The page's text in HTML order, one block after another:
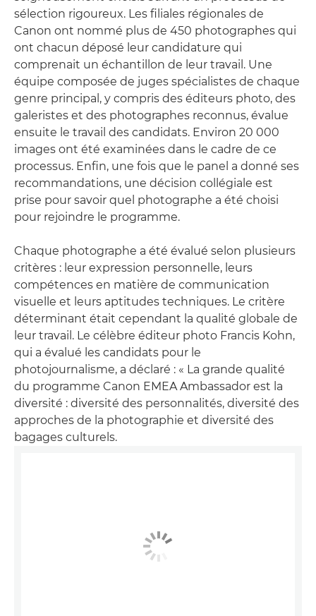
sélection rigoureux. Les filiales régionales de
Canon ont nommé plus de 450 photographes qui
ont chacun déposé leur candidature qui
comprenait un échantillon de leur travail. Une
équipe composée de juges spécialistes de chaque
genre principal, y compris des éditeurs photo, des
galeristes et des photographes reconnus, évalue
ensuite le travail des candidats. Environ 20 000
images ont été examinées dans le cadre de ce
processus. Enfin, une fois que le panel a donné ses
recommandations, une décision collégiale est
prise pour savoir quel photographe a été choisi
pour rejoindre le programme.
Chaque photographe a été évalué selon plusieurs
critères : leur expression personnelle, leurs
compétences en matière de communication
visuelle et leurs aptitudes techniques. Le critère
déterminant était cependant la qualité globale de
leur travail. Le célèbre éditeur photo Francis Kohn,
qui a évalué les candidats pour le
photojournalisme, a déclaré : « La grande qualité
du programme Canon EMEA Ambassador est la
diversité : diversité des personnalités, diversité des
approches de la photographie et diversité des
bagages culturels.